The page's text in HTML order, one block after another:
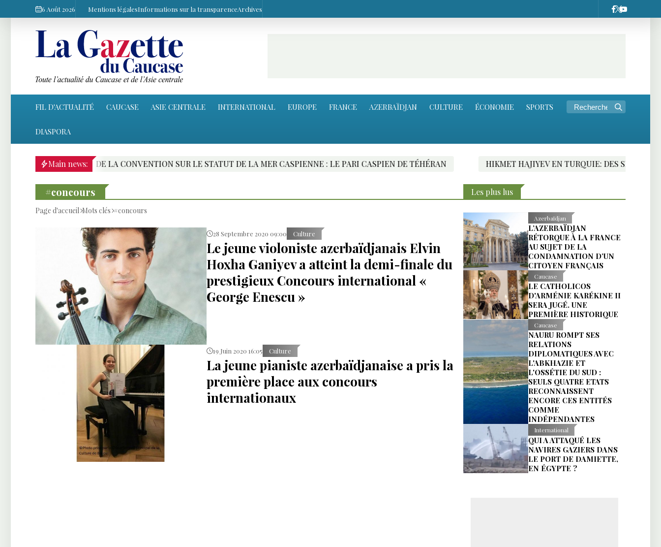
6 Août 2026 Mentions légalesInformations sur la transparenceArchives
FIL D'ACTUALITÉ CAUCASE ASIE CENTRALE INTERNATIONAL EUROPE FRANCE AZERBAÏDJAN CULTURE ÉCONOMIE SPORTS
DIASPORA
Main news:
DE LA CONVENTION SUR LE STATUT DE LA MER CASPIENNE : LE PARI CASPIEN DE TÉHÉRAN HIKMET HAJIYEV EN TURQUIE: DES SIGNES
#concours
Page d'accueil Mots clés #concours
28 Septembre 2020 09:00 Culture
Le jeune violoniste azerbaïdjanais Elvin
Hoxha Ganiyev a atteint la demi-finale du
prestigieux Concours international «
George Enescu »
19 Juin 2020 16:05 Culture
La jeune pianiste azerbaïdjanaise a pris la
première place aux concours
internationaux
Les plus lus
Azerbaïdjan
L’AZERBAÏDJAN
RÉTORQUE À LA FRANCE
AU SUJET DE LA
CONDAMNATION D’UN
CITOYEN FRANÇAIS
Caucase
LE CATHOLICOS
D'ARMÉNIE KARÉKINE II
SERA JUGÉ. UNE
PREMIÈRE HISTORIQUE
Caucase
NAURU ROMPT SES
RELATIONS
DIPLOMATIQUES AVEC
L'ABKHAZIE ET
L'OSSÉTIE DU SUD :
SEULS QUATRE ETATS
RECONNAISSENT
ENCORE CES ENTITÉS
COMME
INDÉPENDANTES
International
QUI A ATTAQUÉ LES
NAVIRES GAZIERS DANS
LE PORT DE DAMIETTE,
EN ÉGYPTE ?